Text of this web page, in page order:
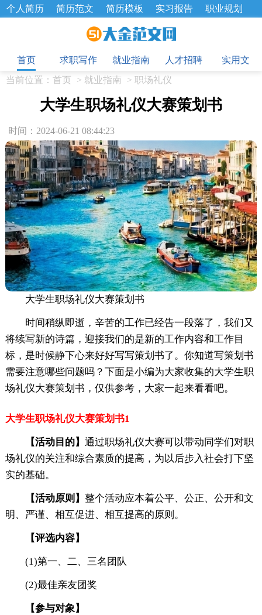
个人简历 简历范文 简历模板 实习报告
职业规划
招聘选拔 绩效考核 企业文化
工作总结
辞职报告
首页
求职写作 就业指南 人才招聘
实用文
当前位置： 首页 > 就业指南 > 职场礼仪
大学生职场礼仪大赛策划书
时间：2024-06-21 08:44:23
大学生职场礼仪大赛策划书
时间稍纵即逝，辛苦的工作已经告一段落了，我们又
将续写新的诗篇，迎接我们的是新的工作内容和工作目
标，是时候静下心来好好写写策划书了。你知道写策划书
需要注意哪些问题吗？下面是小编为大家收集的大学生职
场礼仪大赛策划书，仅供参考，大家一起来看看吧。
大学生职场礼仪大赛策划书1
【活动目的】 通过职场礼仪大赛可以带动同学们对职
场礼仪的关注和综合素质的提高，为以后步入社会打下坚
实的基础。
【活动原则】 整个活动应本着公平、公正、公开和文
明、严谨、相互促进、相互提高的原则。
【评选内容】
(1)第一、二、三名团队
(2)最佳亲友团奖
【参与对象】